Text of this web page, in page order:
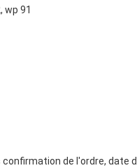
wp 91
de l'ordre, date